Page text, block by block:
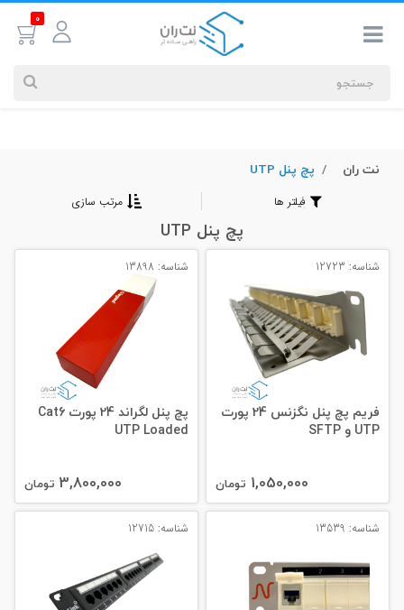
0
جستجوهای
بیشترین
جستجوهای
اخیر
#کابل شبکه
#کابل شبکه لگراند #کابل شبکه نگزنس
نت ران پچ پنل UTP
فیلتر ها مرتب سازی
پچ پنل UTP
شناسه: 12723
فریم پچ پنل نگزنس 24 پورت
UTP و SFTP
1,050,000 تومان
شناسه: 13898
پچ پنل لگراند 24 پورت Cat6
UTP Loaded
3,800,000 تومان
شناسه: 13539 شناسه: 12715